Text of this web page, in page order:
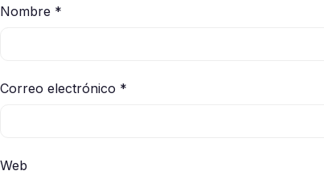
Nombre *
Correo electrónico *
Web